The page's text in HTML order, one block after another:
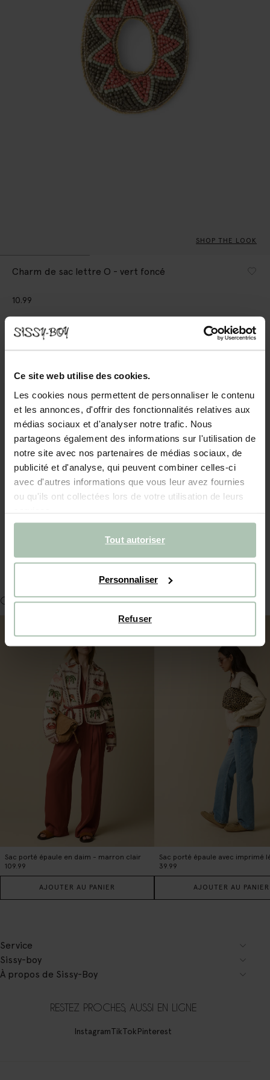
Ce site web utilise des cookies.
Les cookies nous permettent de personnaliser le contenu
et les annonces, d'offrir des fonctionnalités relatives aux
médias sociaux et d'analyser notre trafic. Nous
partageons également des informations sur l'utilisation de
notre site avec nos partenaires de médias sociaux, de
publicité et d'analyse, qui peuvent combiner celles-ci
avec d'autres informations que vous leur avez fournies
ou qu'ils ont collectées lors de votre utilisation de leurs
services.
Tout autoriser
Personnaliser
Refuser
SHOP THE LOOK
Charm de sac lettre O - vert foncé
10.99
Taille sélectionnée: Onesize
Livraison rapide
Délai de rétractation de 14 jours
DESCRIPTION
Charm de sac vert foncé de Sissy-Boy. Le charm de sac a la
forme de la lettre O ornée de perles et est doté d'un
fermoir clip doré. Composition : 70% verre, 30% polyester.
COMPLÉTER LE LOOK
Sac porté épaule en daim - marron clair
109.99
AJOUTER AU PANIER
39.99
AJOUTER AU PANIER
Service
Sissy-boy
À propos de Sissy-Boy
RESTEZ PROCHES, AUSSI EN LIGNE
InstagramTikTokPinterest